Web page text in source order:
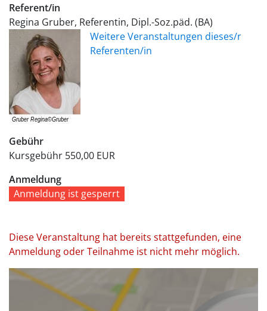
Referent/in
Regina Gruber, Referentin, Dipl.-Soz.päd. (BA)
Weitere Veranstaltungen dieses/r
Referenten/in
Gebühr
Kursgebühr 550,00 EUR
Anmeldung
Anmeldung ist gesperrt
Diese Veranstaltung hat bereits stattgefunden, eine
Anmeldung oder Teilnahme ist nicht mehr möglich.